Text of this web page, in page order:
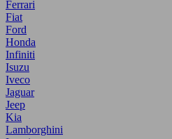
Ferrari
Fiat
Ford
Honda
Infiniti
Isuzu
Iveco
Jaguar
Jeep
Kia
Lamborghini